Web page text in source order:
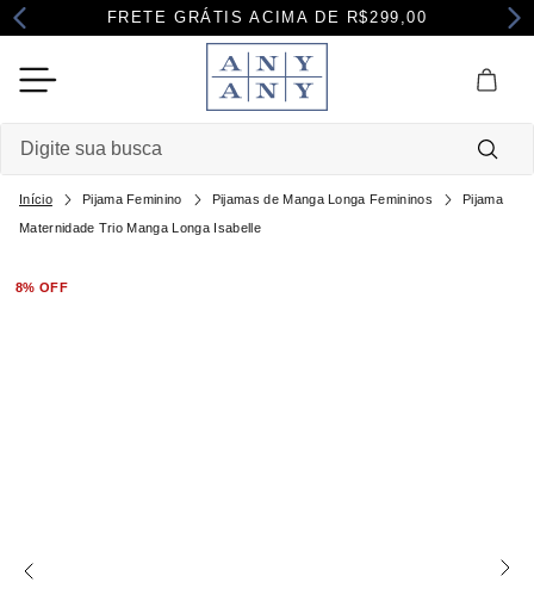
FRETE GRÁTIS ACIMA DE R$299,00
Pijama Feminino Pijamas de Manga Longa Femininos Pijama
Maternidade Trio Manga Longa Isabelle
8% OFF
Termos mais buscados
2º pijama